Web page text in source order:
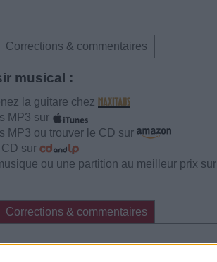
Corrections & commentaires
musical :
la guitare chez
MP3 sur
MP3 ou trouver le CD sur
sur
ou une partition au meilleur prix sur
Corrections & commentaires